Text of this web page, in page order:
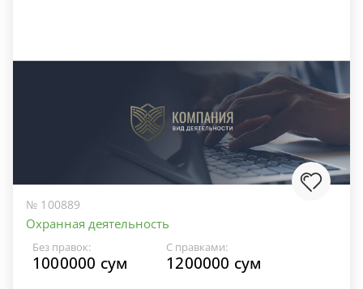
№ 100889
Охранная деятельность
Без правок:
1000000 сум
С правками:
1200000 сум